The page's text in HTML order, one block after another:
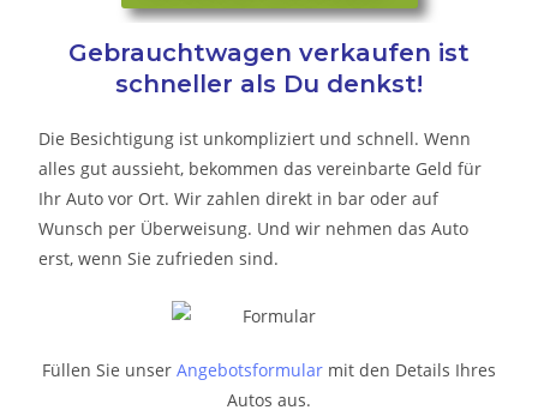
Gebrauchtwagen verkaufen ist
schneller als Du denkst!
Die Besichtigung ist unkompliziert und schnell. Wenn
alles gut aussieht, bekommen das vereinbarte Geld für
Ihr Auto vor Ort. Wir zahlen direkt in bar oder auf
Wunsch per Überweisung. Und wir nehmen das Auto
erst, wenn Sie zufrieden sind.
Füllen Sie unser Angebotsformular mit den Details Ihres
Autos aus.